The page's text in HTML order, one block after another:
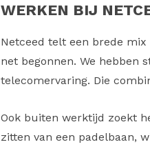
WERKEN BIJ
Netceed telt een brede
net begonnen. We hebben
telecomervaring. Die
Ook buiten werktijd zoekt
zitten van een padelbaan,